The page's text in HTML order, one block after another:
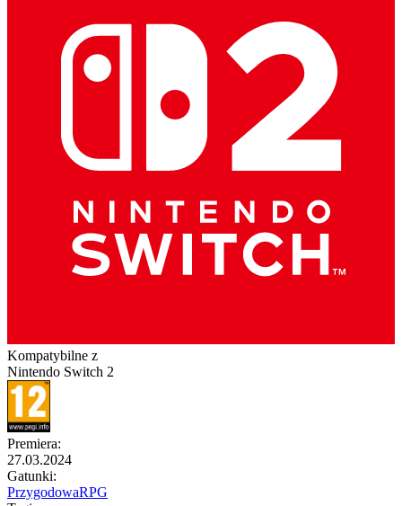
Kompatybilne z
Nintendo Switch 2
Premiera:
27.03.2024
Gatunki:
PrzygodowaRPG